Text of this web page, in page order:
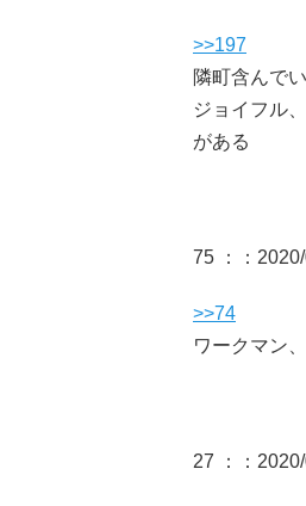
>>197
隣町含んで
ジョイフル
がある
75 ： ：
>>74
ワークマン
27 ： ：